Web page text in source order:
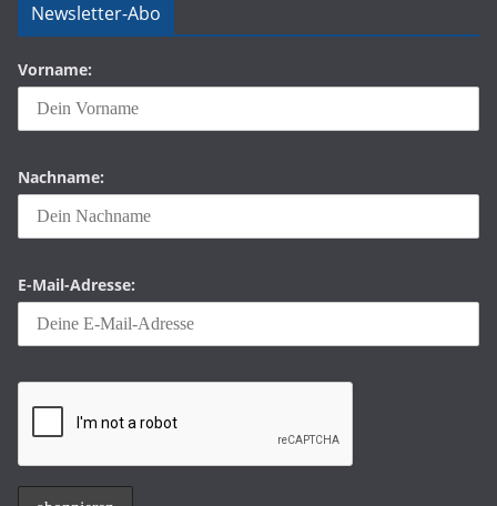
Newsletter-Abo
Vorname:
Nachname:
E-Mail-Adresse: